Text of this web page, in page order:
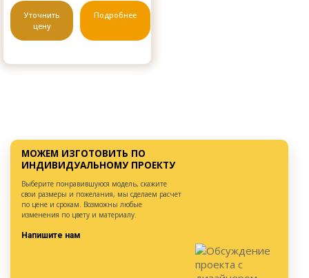
Уточнить
цену
Подробнее
МОЖЕМ ИЗГОТОВИТЬ ПО
ИНДИВИДУАЛЬНОМУ ПРОЕКТУ
Выберите понравившуюся модель, скажите
свои размеры и пожелания, мы сделаем расчет
по цене и срокам. Возможны любые
изменения по цвету и материалу.
Напишите нам